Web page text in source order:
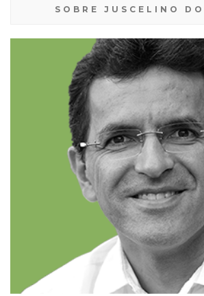
SOBRE JUSCELINO